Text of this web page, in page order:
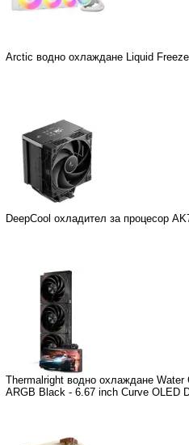
Arctic водно охлаждане Liquid
DeepCool охладител за процесор
Thermalright водно охлаждане Water
ARGB Black - 6.67 inch Curve OLED